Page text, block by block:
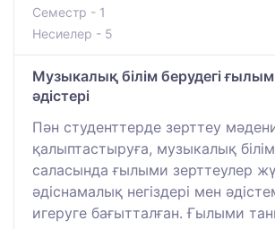
Семестр - 1
Несиелер - 5
Музыкалық білім берудегі
әдістері
Пән студенттерде зерттеу
қалыптастыруға, музыкалық
саласында ғылыми зерттеулер
әдіснамалық негіздері мен
игеруге бағытталған. Ғылыми